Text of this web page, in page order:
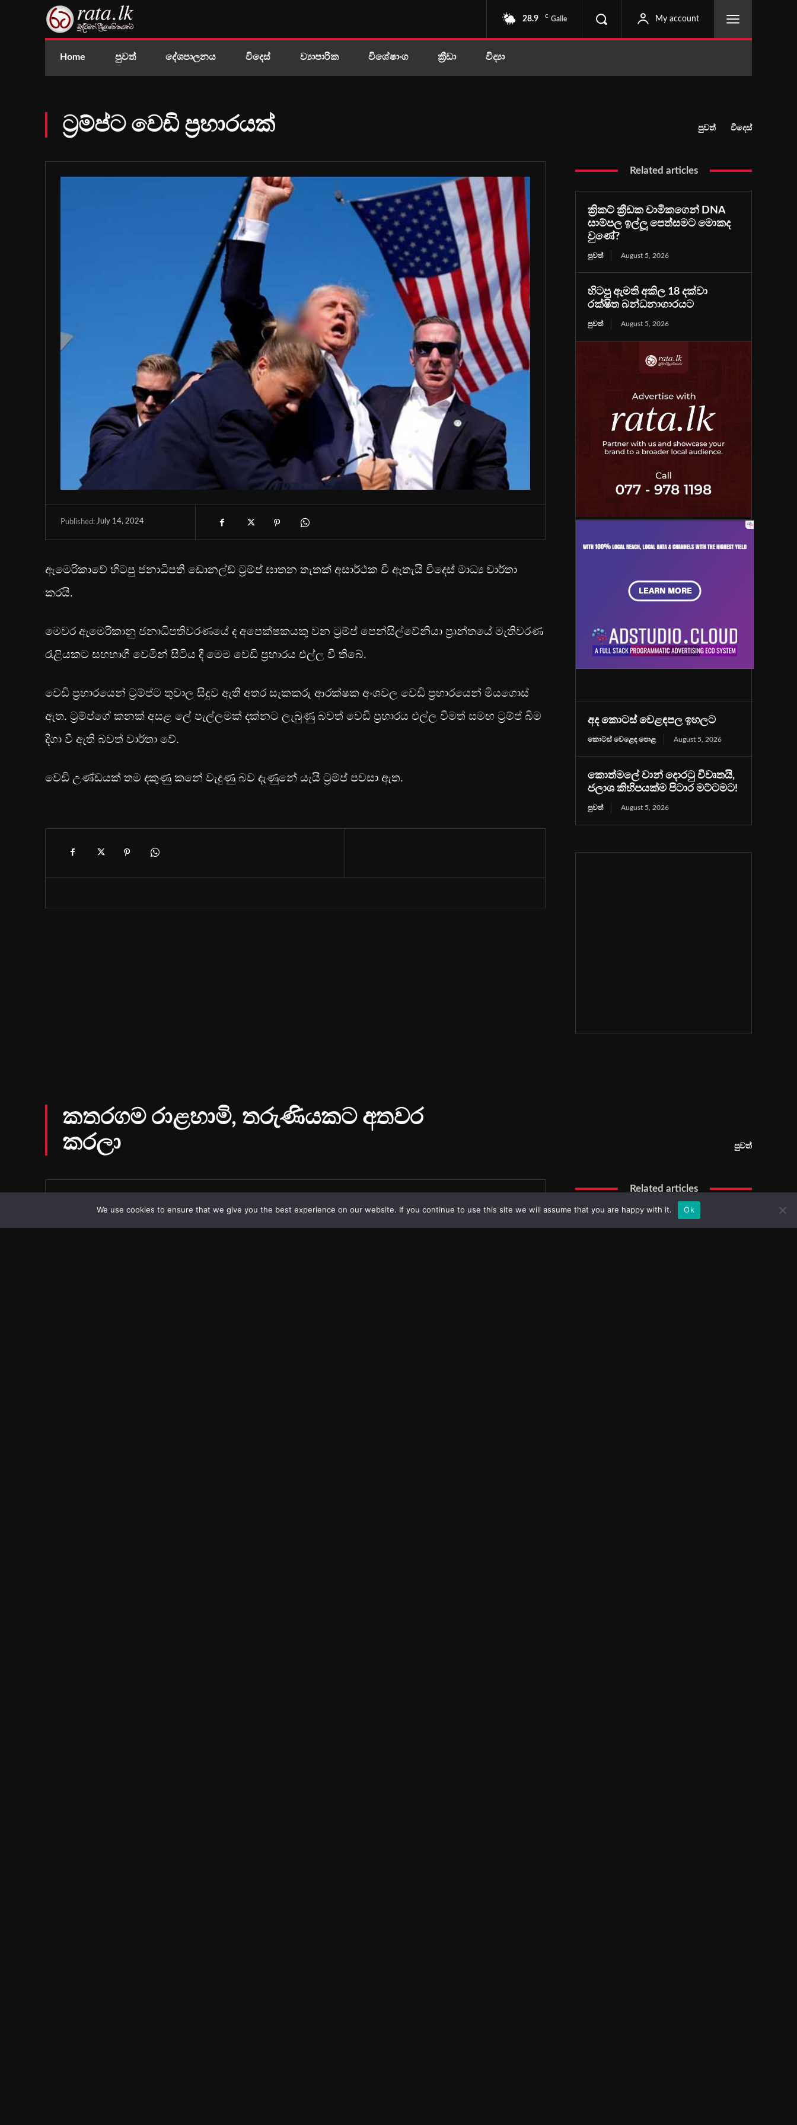
28.9 C Galle My account
Home පුවත් දේශපාලනය විදෙස් ව්‍යාපාරික විශේෂාංග ක්‍රීඩා විද්‍යා
ට්‍රම්ප්ට වෙඩි ප්‍රහාරයක් පුවත් විදෙස්
Published: July 14, 2024
ඇමෙරිකාවේ හිටපු ජනාධිපති ඩොනල්ඩ් ට්‍රම්ප් ඝාතන තැතක් අසාර්ථක වී ඇතැයි විදෙස් මාධ්‍ය වාර්තා
කරයි.
මෙවර ඇමෙරිකානු ජනාධිපතිවරණයේ ද අපෙක්ෂකයකු වන ට්‍රම්ප් පෙන්සිල්වේනියා ප්‍රාන්තයේ මැතිවරණ
රැළියකට සහභාගී වෙමින් සිටිය දී මෙම වෙඩි ප්‍රහාරය එල්ල වී තිබේ.
වෙඩි ප්‍රහාරයෙන් ට්‍රම්ප්ට තුවාල සිදුව ඇති අතර සැකකරු ආරක්ෂක අංශවල වෙඩි ප්‍රහාරයෙන් මියගොස්
ඇත. ට්‍රම්ප්ගේ කනක් අසළ ලේ පැල්ලමක් දක්නට ලැබුණු බවත් වෙඩි ප්‍රහාරය එල්ල වීමත් සමඟ ට්‍රම්ප් බිම
දිගා වී ඇති බවත් වාර්තා වේ.
වෙඩි උණ්ඩයක් තම දකුණු කනේ වැදුණු බව දැණුනේ යැයි ට්‍රම්ප් පවසා ඇත.
Related articles
ක්‍රිකට් ක්‍රීඩක චාමිකගෙන් DNA
සාම්පල ඉල්ලූ පෙත්සමට මොකද
වුණේ?
පුවත් August 5, 2026
හිටපු ඇමති අකිල 18 දක්වා
රක්ෂිත බන්ධනාගාරයට
පුවත් August 5, 2026
අද කොටස් වෙළඳපල ඉහලට
කොටස් වෙළෙඳ පොළ August 5, 2026
කොත්මලේ වාන් දොරටු විවෘතයි,
ජලාශ කිහිපයක්ම පිටාර මට්ටමට!
පුවත් August 5, 2026
We use cookies to ensure that we give you the best experience on our website. If you continue to use this site we will assume that you are happy with it. Ok